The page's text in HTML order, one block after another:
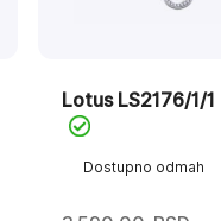
Dostupno odmah
Lotus LS2176/1/1